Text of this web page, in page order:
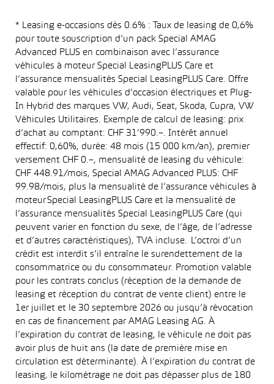
* Leasing e-occasions dès 0.6% : Taux de leasing de 0,6%
pour toute souscription d’un pack Special AMAG
Advanced PLUS en combinaison avec l’assurance
véhicules à moteur Special LeasingPLUS Care et
l’assurance mensualités Special LeasingPLUS Care. Offre
valable pour les véhicules d’occasion électriques et Plug-
In Hybrid des marques VW, Audi, Seat, Skoda, Cupra, VW
Véhicules Utilitaires. Exemple de calcul de leasing: prix
d’achat au comptant: CHF 31’990.–. Intérêt annuel
effectif: 0,60%, durée: 48 mois (15 000 km/an), premier
versement CHF 0.–, mensualité de leasing du véhicule:
CHF 448.91/mois, Special AMAG Advanced PLUS: CHF
99.98/mois, plus la mensualité de l’assurance véhicules à
moteur Special LeasingPLUS Care et la mensualité de
l’assurance mensualités Special LeasingPLUS Care (qui
peuvent varier en fonction du sexe, de l’âge, de l’adresse
et d’autres caractéristiques), TVA incluse. L’octroi d’un
crédit est interdit s’il entraîne le surendettement de la
consommatrice ou du consommateur. Promotion valable
pour les contrats conclus (réception de la demande de
leasing et réception du contrat de vente client) entre le
1er juillet et le 30 septembre 2026 ou jusqu’à révocation
en cas de financement par AMAG Leasing AG. À
l’expiration du contrat de leasing, le véhicule ne doit pas
avoir plus de huit ans (la date de première mise en
circulation est déterminante). À l’expiration du contrat de
leasing, le kilométrage ne doit pas dépasser plus de 180